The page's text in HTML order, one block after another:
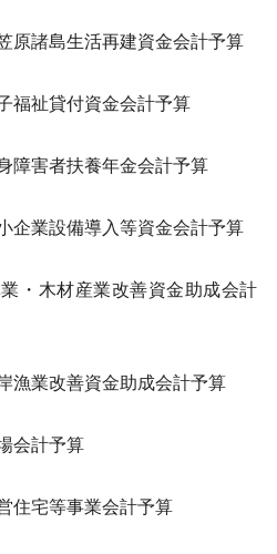
原諸島生活再建資金会計予算
福祉貸付資金会計予算
障害者扶養年金会計予算
企業設備導入等資金会計予算
・木材産業改善資金助成会計
漁業改善資金助成会計予算
会計予算
住宅等事業会計予算